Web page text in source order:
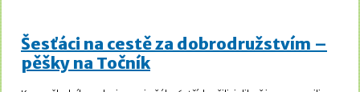
Šesťáci na cestě za dobrodružstvím –
pěšky na Točník